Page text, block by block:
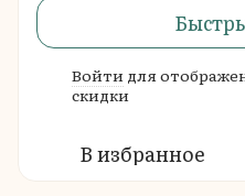
Войти для
скидки
В избранное